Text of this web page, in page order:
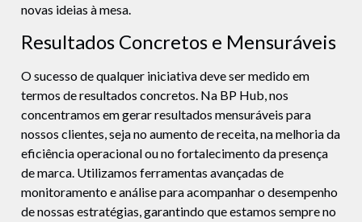
novas ideias à mesa.
Resultados Concretos e Mensuráveis
O sucesso de qualquer iniciativa deve ser medido em
termos de resultados concretos. Na BP Hub, nos
concentramos em gerar resultados mensuráveis para
nossos clientes, seja no aumento de receita, na melhoria da
eficiência operacional ou no fortalecimento da presença
de marca. Utilizamos ferramentas avançadas de
monitoramento e análise para acompanhar o desempenho
de nossas estratégias, garantindo que estamos sempre no